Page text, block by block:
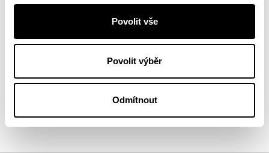
Povolit vše
Povolit výběr
Odmítnout
Jak rozumět komiksu (č. 2008),
přelomového díla, které proslavilo
komiks jako svébytnou uměleckou
formu. U nás je znám také svým příběhem Sochař